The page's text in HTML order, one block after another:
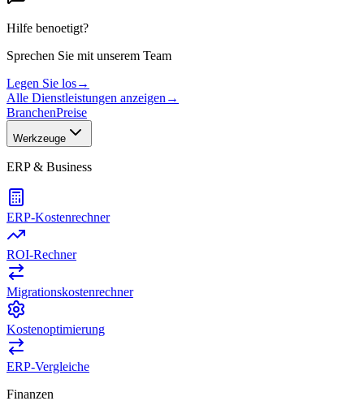
Hilfe benoetigt?
Sprechen Sie mit unserem Team
Legen Sie los→
Alle Dienstleistungen anzeigen →
BranchenPreise
Werkzeuge
ERP & Business
ERP-Kostenrechner
ROI-Rechner
Migrationskostenrechner
Kostenoptimierung
ERP-Vergleiche
Finanzen